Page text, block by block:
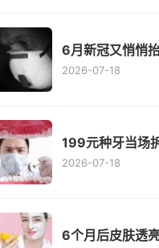
6月新冠又悄悄
2026-07-18
199元种牙当场
2026-07-18
6个月后皮肤透